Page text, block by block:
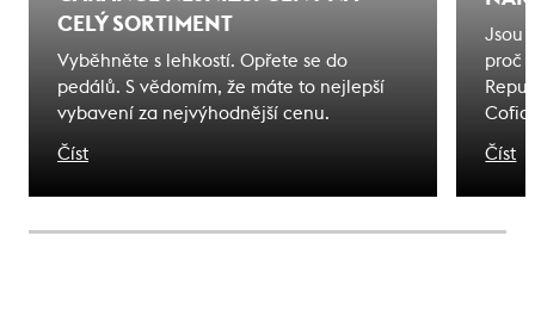
CELÝ SORTIMENT
Vyběhněte s lehkostí. Opřete se do
pedálů. S vědomím, že máte to nejlepší
vybavení za nejvýhodnější cenu.
Číst
Jsou
proč
na
Číst